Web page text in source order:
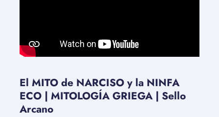
El MITO de NARCISO y la NINFA
ECO | MITOLOGÍA GRIEGA | Sello
Arcano